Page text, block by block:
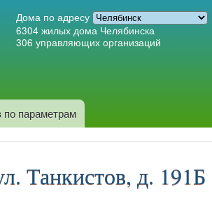
Дома по адресу
6304 жилых дома Челябинска
306 управляющих организаций
параметрам
Танкистов, д. 191Б